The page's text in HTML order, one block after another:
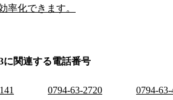
率化できます。
に関連する電話番号
0794-63-2720 0794-